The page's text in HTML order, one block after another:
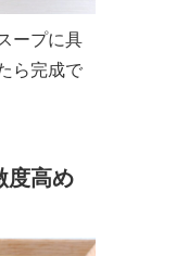
ープに具
ら完成で
度高め